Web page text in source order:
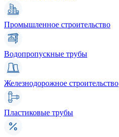
Промышленное строительство
Водопропускные трубы
Железнодорожное строительство
Пластиковые трубы